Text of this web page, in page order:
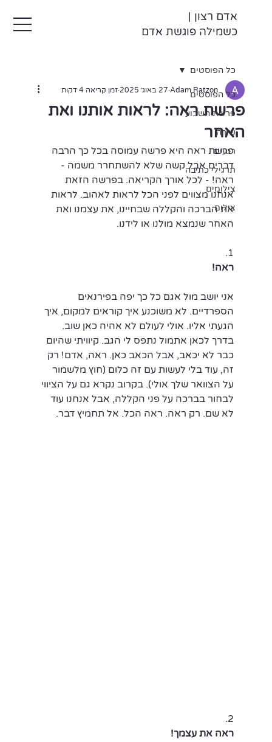
אדם רצון |
כשמילה פוגשת אדם
כל הפוסטים
פרשת השבוע
שירה
רגעים
תרגילי כתיבה
צילומים
צילום
כל הפוסטים
פרשת ראה: לראות אותנו ואת
האחר
Adam Ratzon 27 באוג׳ 2025 זמן קריאה 4 דקות
פרשת ראה היא פרשה עמוסה בכל כך הרבה
דברים אבל קשה שלא להשתחרר משמה -
ראה! - לכל אורך הקריאה. בפרשה הזאת
אנחנו מצווים לפני הכל לראות לאהוב. לראות
את הברכה והקללה שבחיינו, את עצמנו ואת
האחר שנמצא מולנו או לידנו.
.1
ראה!
אני יושב מול אגם כל כך יפה בפירנאים
הספרדיים. לא משוכנע איך קוראים למקום, איך
הגעתי אליו. אולי לעולם לא אהיה כאן שוב.
בדרך לכאן אתמול נתפס לי הגב. קיוויתי שהיום
כבר לא יכאב, אבל הכאב כאן. ראה, אדם! רק
זה, עוד בלי לעשות עם זה כלום (חוץ מלשמור
על הצוואר שלך אולי). בקרוב נקרא גם על הציווי
לבחור בברכה על פני הקללה, אבל אנחנו עוד
לא שם. רק ראה. ראה הכל. אל תחמיץ דבר.
.2
ראה את עצמך!